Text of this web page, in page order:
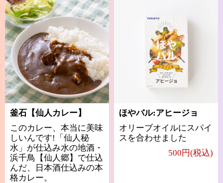
釜石【仙人カレー】
このカレー、本当に美味
しいんです!「仙人秘
水」が仕込み水の地酒・
浜千鳥【仙人郷】で仕込
んだ、日本酒仕込みの本
格カレー。
ほやバル:アヒージョ
オリーブオイルにスパイ
スを合わせました
500円(税込)